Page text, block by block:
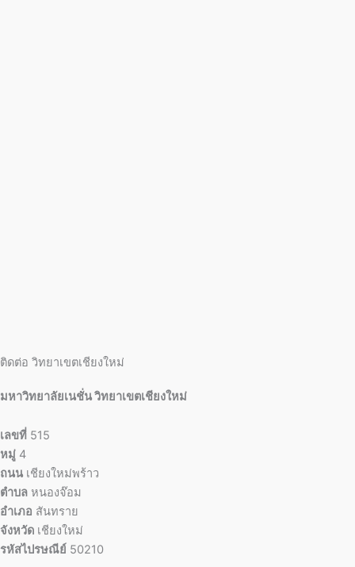
ติดต่อ วิทยาเขตเชียงใหม่
มหาวิทยาลัยเนชั่น วิทยาเขตเชียงใหม่
เลขที่ 515
หมู่ 4
ถนน เชียงใหม่พร้าว
ตำบล หนองจ๊อม
อำเภอ สันทราย
จังหวัด เชียงใหม่
รหัสไปรษณีย์ 50210